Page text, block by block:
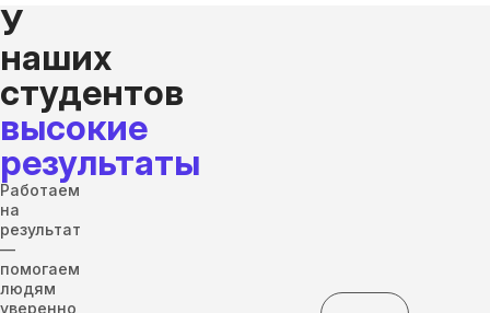
У
наших
студентов
высокие
результаты
Работаем
на
результат
—
помогаем
людям
уверенно